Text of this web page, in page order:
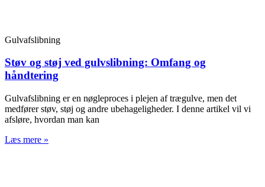
Gulvafslibning
Støv og støj ved gulvslibning: Omfang og
håndtering
Gulvafslibning er en nøgleproces i plejen af trægulve, men det
medfører støv, støj og andre ubehageligheder. I denne artikel vil vi
afsløre, hvordan man kan
Læs mere »